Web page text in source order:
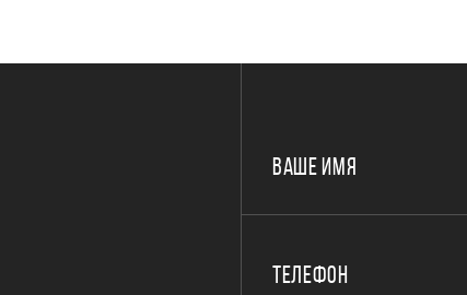
ВАШЕ ИМЯ
ТЕЛЕФОН